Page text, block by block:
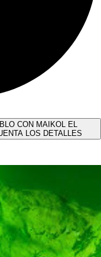
CON MAIKOL EL
LOS DETALLES